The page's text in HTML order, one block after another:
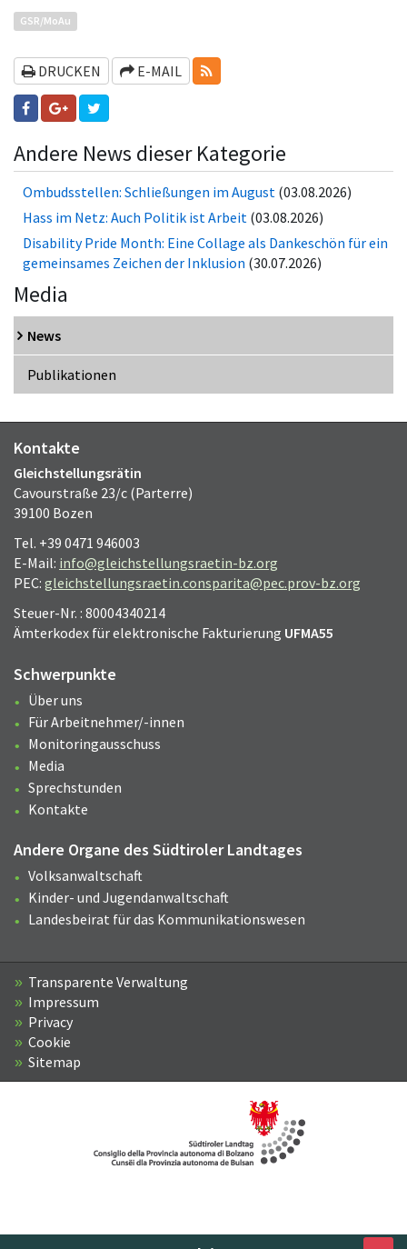
GSR/MoAu
DRUCKEN E-MAIL RSS-FEEDS
Andere News dieser Kategorie
Ombudsstellen: Schließungen im August (03.08.2026)
Hass im Netz: Auch Politik ist Arbeit (03.08.2026)
Disability Pride Month: Eine Collage als Dankeschön für ein
gemeinsames Zeichen der Inklusion (30.07.2026)
Media
News
Publikationen
Kontakte
Gleichstellungsrätin
Cavourstraße 23/c (Parterre)
39100 Bozen
Tel. +39 0471 946003
E-Mail: info@gleichstellungsraetin-bz.org
PEC: gleichstellungsraetin.consparita@pec.prov-bz.org
Steuer-Nr. : 80004340214
Ämterkodex für elektronische Fakturierung UFMA55
Schwerpunkte
Über uns
Für Arbeitnehmer/-innen
Monitoringausschuss
Media
Sprechstunden
Kontakte
Andere Organe des Südtiroler Landtages
Volksanwaltschaft
Kinder- und Jugendanwaltschaft
Landesbeirat für das Kommunikationswesen
Transparente Verwaltung
Impressum
Privacy
Cookie
Sitemap